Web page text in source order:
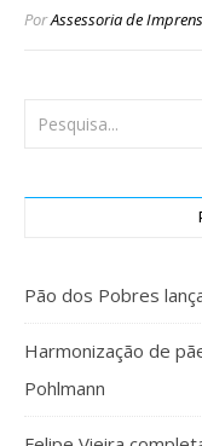
PorAssessoria de
Pão dos Pobres
Harmonização de
Pohlmann